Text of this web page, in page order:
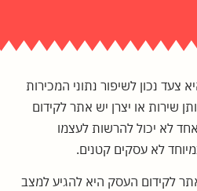
צעד נכון לשיפור נתוני המכירות
שירות או יצרן יש אתר לקידום
לא יכול להרשות לעצמו
לא עסקים קטנים.
לקידום העסק היא להגיע למצב